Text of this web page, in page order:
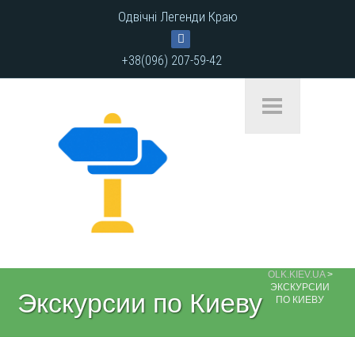
Одвічні Легенди Краю
+38(096) 207-59-42
Экскурсии по Киеву
OLK.KIEV.UA>
ЭКСКУРСИИ
ПО КИЕВУ